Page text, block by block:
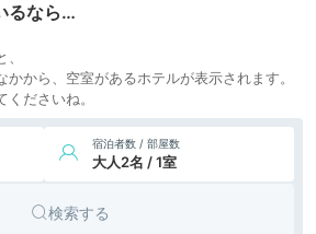
るなら…
から、空室があるホテルが表示されます。
ださいね。
宿泊者数 / 部屋数
大人2名 / 1室
検索する